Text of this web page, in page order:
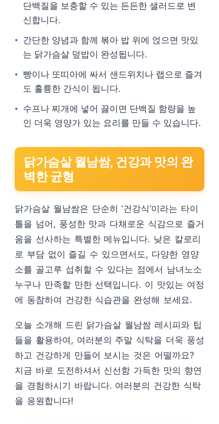
단백질을 보충할 수 있는 든든한 샐러드로 변
신합니다.
간단한 양념과 함께 볶아 밥 위에 얹으면 맛있
는 닭가슴살 덮밥이 완성됩니다.
빵이나 또띠아에 싸서 샌드위치나 랩으로 즐겨
도 훌륭한 간식이 됩니다.
수프나 찌개에 넣어 끓이면 단백질 함량을 높
인 더욱 영양가 있는 요리를 만들 수 있습니다.
닭가슴살 월남쌈, 건강과 맛의 완
벽한 균형
닭가슴살 월남쌈은 단순히 ‘건강식’이라는 타이
틀을 넘어, 풍성한 맛과 다채로운 식감으로 즐거
움을 선사하는 특별한 메뉴입니다. 낮은 칼로리
로 부담 없이 즐길 수 있으면서도, 다양한 영양
소를 골고루 섭취할 수 있다는 점에서 남녀노소
누구나 만족할 만한 선택입니다. 이 맛있는 여정
에 동참하여 건강한 식습관을 완성해 보세요.
오늘 소개해 드린 닭가슴살 월남쌈 레시피와 팁
들을 활용하여, 여러분의 주말 식탁을 더욱 풍성
하고 건강하게 만들어 보시는 것은 어떨까요?
지금 바로 도전하셔서 신선함 가득한 맛의 향연
을 경험하시기 바랍니다. 여러분의 건강한 식탁
을 응원합니다!